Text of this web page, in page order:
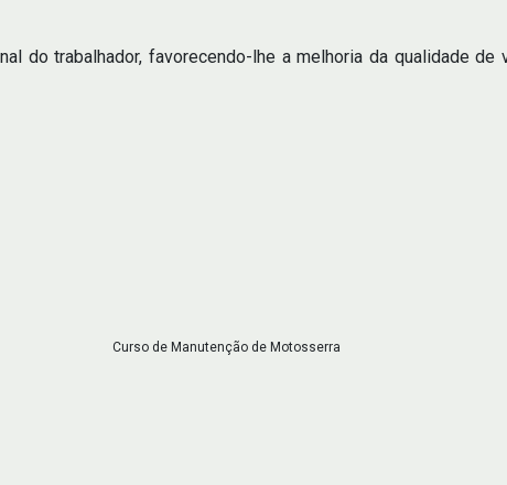
do trabalhador, favorecendo-lhe a melhoria da qualidade
Curso de Manutenção de Motosserra